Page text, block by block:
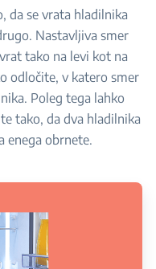
da se vrata hladilnika
Nastavljiva smer
tako na levi kot na
odločite, v katero smer
Poleg tega lahko
tako, da dva hladilnika
enega obrnete.